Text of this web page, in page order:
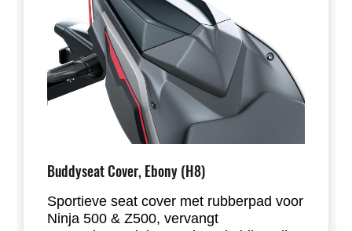
Buddyseat Cover, Ebony (H8)
Sportieve seat cover met rubberpad voor
Ninja 500 & Z500, vervangt